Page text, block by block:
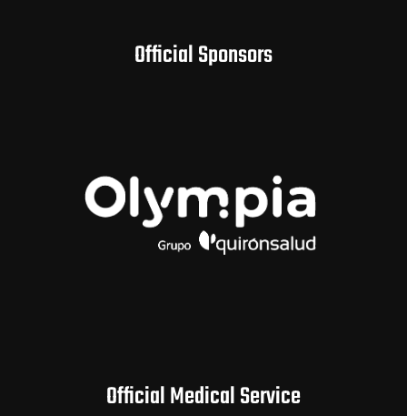
Official Sponsors
Official Medical Service